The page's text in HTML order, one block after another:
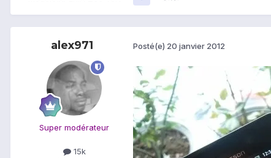
alex971
Super modérateur
15k
Posté(e) 20 janvier 2012